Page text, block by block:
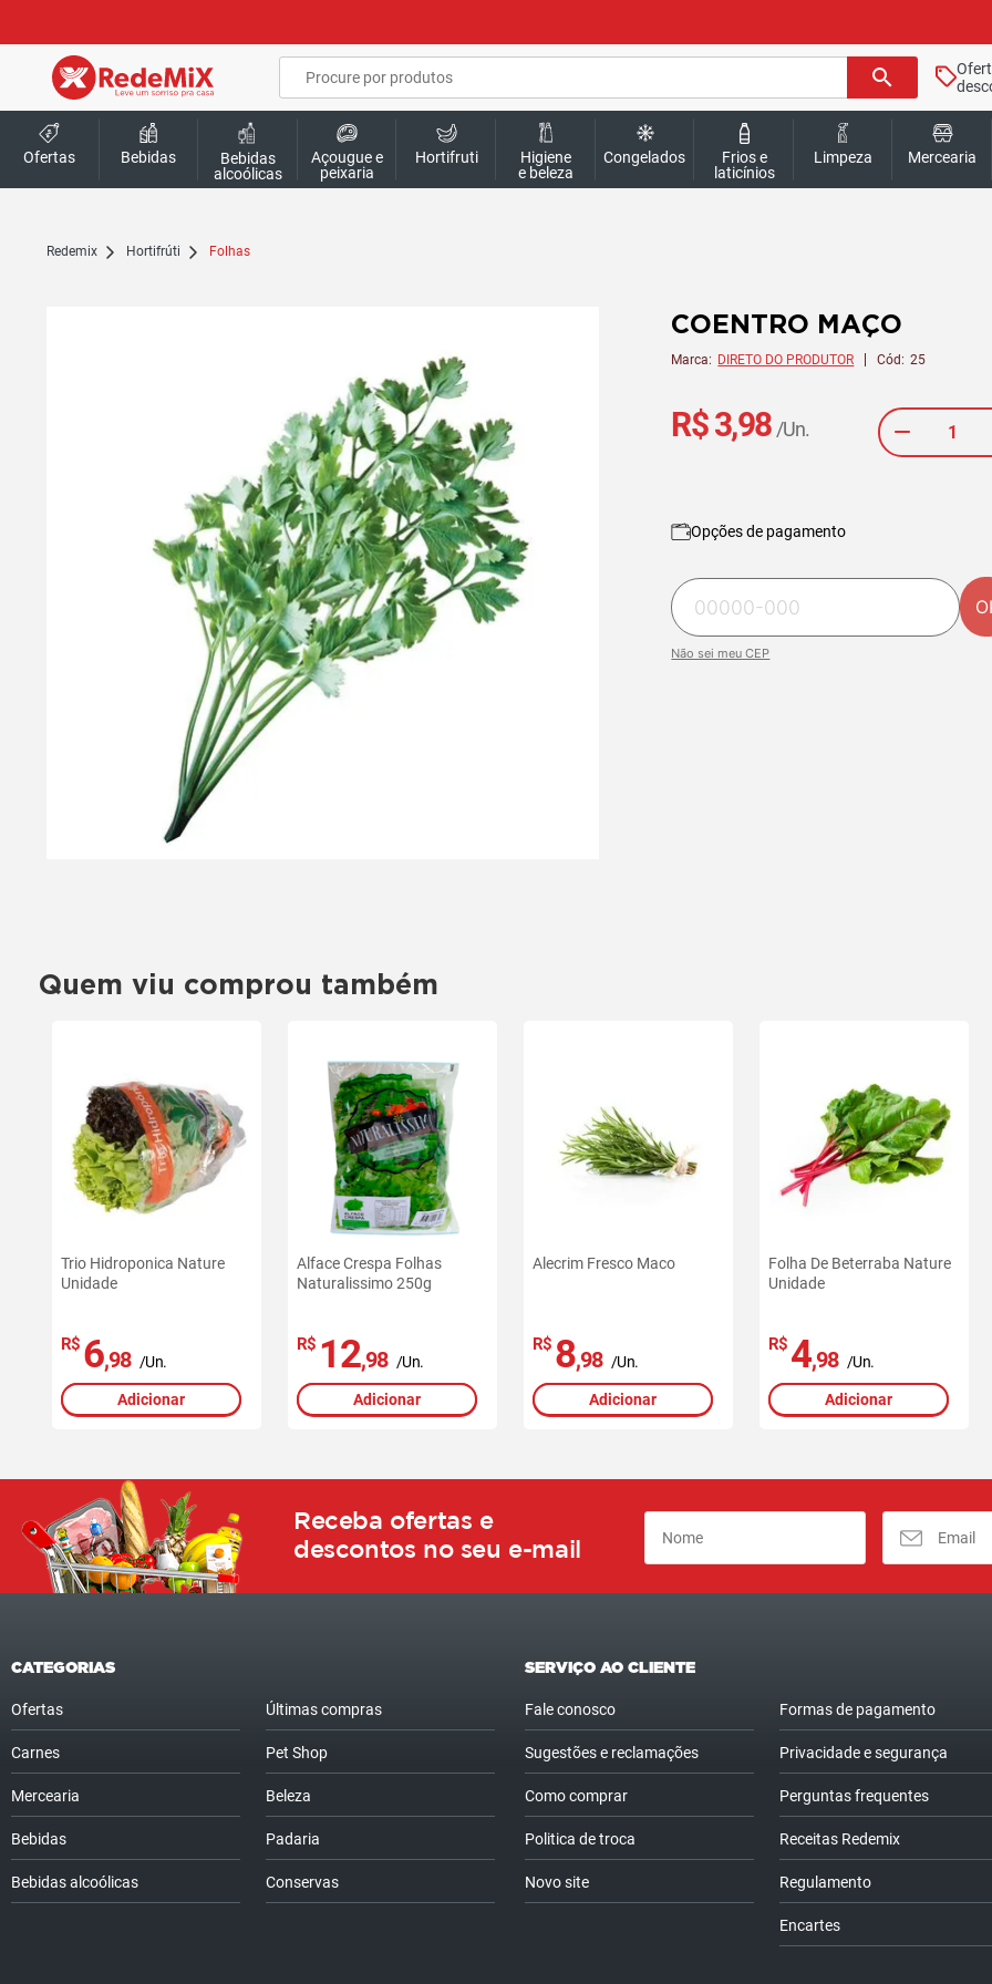
search
Ofertas Bebidas
Bebidas
alcoólicas
Açougue e
peixaria
Hortifruti
Higiene
e beleza
Congelados
Frios e
laticínios
Limpeza Mercearia
redemix Hortifrúti Folhas
COENTRO MAÇO
Marca: DIRETO DO PRODUTOR Cód: 25
R$ 3,98 /Un.
Opções de pagamento
Não sei meu CEP
Quem viu comprou também
Trio Hidroponica Nature
Unidade
R$ 6,98 /Un.
Adicionar
Alface Crespa Folhas
Naturalissimo 250g
R$ 12,98 /Un.
Adicionar
Alecrim Fresco Maco
R$ 8,98 /Un.
Adicionar
Folha De Beterraba Nature
Unidade
R$ 4,98 /Un.
Adicionar
Receba ofertas e
descontos no seu e-mail
CATEGORIAS
Ofertas
Carnes
Mercearia
Bebidas
Bebidas alcoólicas
Últimas compras
Pet Shop
Beleza
Padaria
Conservas
SERVIÇO AO CLIENTE
Fale conosco
Sugestões e reclamações
Como comprar
Politica de troca
Novo site
Formas de pagamento
Privacidade e segurança
Perguntas frequentes
Receitas Redemix
Regulamento
Encartes